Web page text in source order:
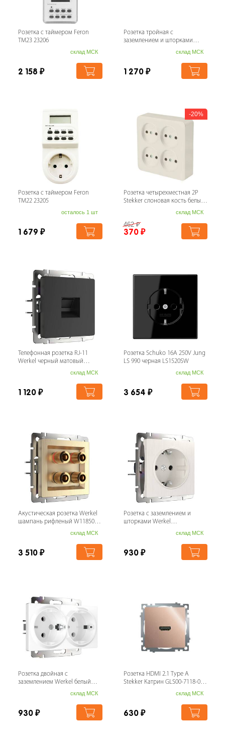
Розетка с таймером Feron
TM23 23206
склад МСК
2 158 ₽
Розетка тройная с
заземлением и шторками
Werkel Gallant серебряный
склад МСК
1 270 ₽
Розетка с таймером Feron
TM22 23205
осталось 1 шт
1 679 ₽
20%
Розетка четырехместная 2P
Stekker слоновая кость белый
склад МСК
462₽
370 ₽
Телефонная розетка RJ-11
Werkel черный матовый
склад МСК
1 120 ₽
Розетка Schuko 16A 250V Jung
LS 990 черная LS1520SW
склад МСК
3 654 ₽
Акустическая розетка Werkel
шампань рифленый W1185010
склад МСК
3 510 ₽
Розетка с заземлением и
шторками Werkel
перламутровый рифленый
W1171113 4690389161032
склад МСК
930 ₽
Розетка двойная с
заземлением Werkel белый
склад МСК
930 ₽
Розетка HDMI 2.1 Type A
Stekker Катрин GLS00-7118-02
склад МСК
630 ₽